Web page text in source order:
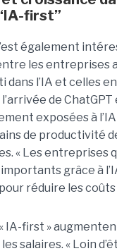
first”
également
les entreprises
l’IA et celles
de ChatGPT
exposées à
de productivité
« Les entreprises
grâce à
réduire les coûts
IA-first »
salaires. « Loin